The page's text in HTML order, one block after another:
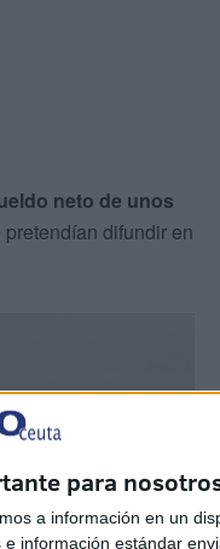
para
a información en un
información estándar
neto de unos
difundir en